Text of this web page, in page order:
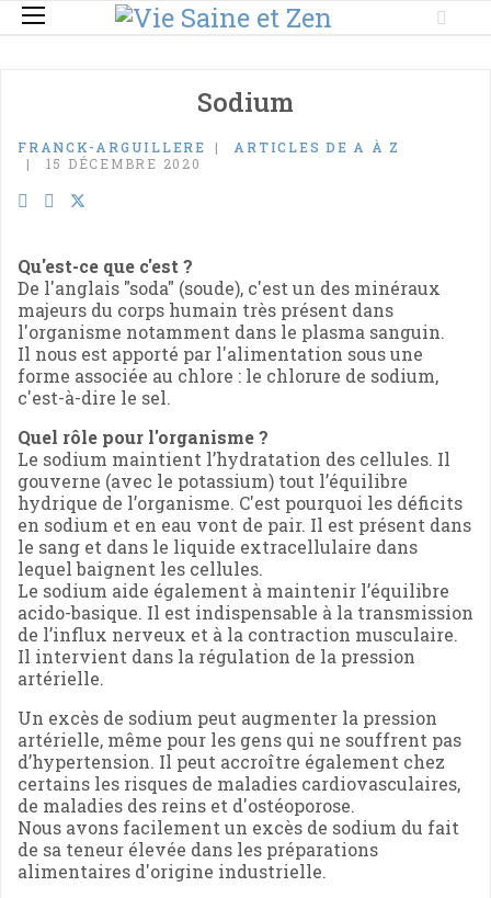
Sodium
FRANCK-ARGUILLERE
ARTICLES DE A À Z
15 DÉCEMBRE 2020
Qu'est-ce que c'est ?
De l'anglais "soda" (soude), c'est un des minéraux
majeurs du corps humain très présent dans
l'organisme notamment dans le plasma sanguin.
Il nous est apporté par l'alimentation sous une
forme associée au chlore : le chlorure de sodium,
c'est-à-dire le sel.
Quel rôle pour l'organisme ?
Le sodium maintient l’hydratation des cellules. Il
gouverne (avec le potassium) tout l’équilibre
hydrique de l’organisme. C'est pourquoi les déficits
en sodium et en eau vont de pair. Il est présent dans
le sang et dans le liquide extracellulaire dans
lequel baignent les cellules.
Le sodium aide également à maintenir l’équilibre
acido-basique. Il est indispensable à la transmission
de l’influx nerveux et à la contraction musculaire.
Il intervient dans la régulation de la pression
artérielle.
Un excès de sodium peut augmenter la pression
artérielle, même pour les gens qui ne souffrent pas
d’hypertension. Il peut accroître également chez
certains les risques de maladies cardiovasculaires,
de maladies des reins et d'ostéoporose.
Nous avons facilement un excès de sodium du fait
de sa teneur élevée dans les préparations
alimentaires d'origine industrielle.